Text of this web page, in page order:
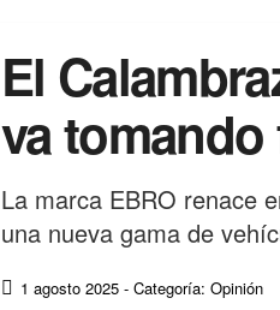
El
va tomando
La marca EBRO renace
una nueva gama de
1 agosto 2025 - Categoría: Opinión